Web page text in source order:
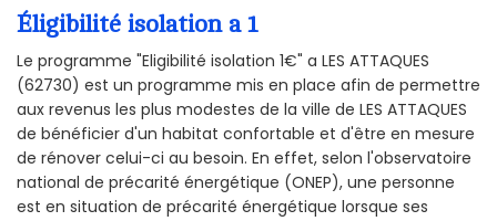
Éligibilité isolation a 1
Le programme "Eligibilité isolation 1€" a LES ATTAQUES
(62730) est un programme mis en place afin de permettre
aux revenus les plus modestes de la ville de LES ATTAQUES
de bénéficier d'un habitat confortable et d'être en mesure
de rénover celui-ci au besoin. En effet, selon l'observatoire
national de précarité énergétique (ONEP), une personne
est en situation de précarité énergétique lorsque ses